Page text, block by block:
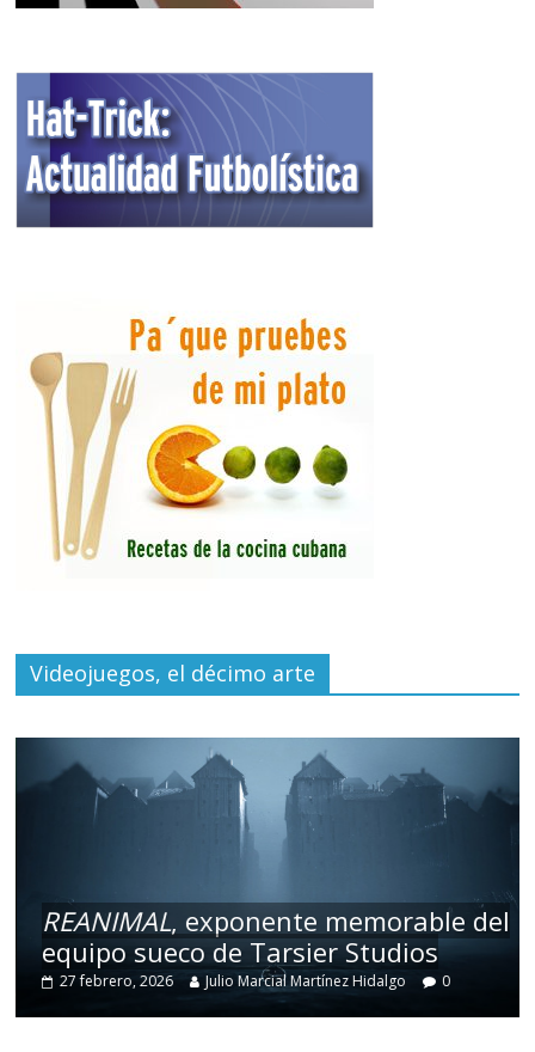
Videojuegos, el décimo arte
REANIMAL, exponente memorable del
equipo sueco de Tarsier Studios
27 febrero, 2026 Julio Marcial Martínez Hidalgo 0